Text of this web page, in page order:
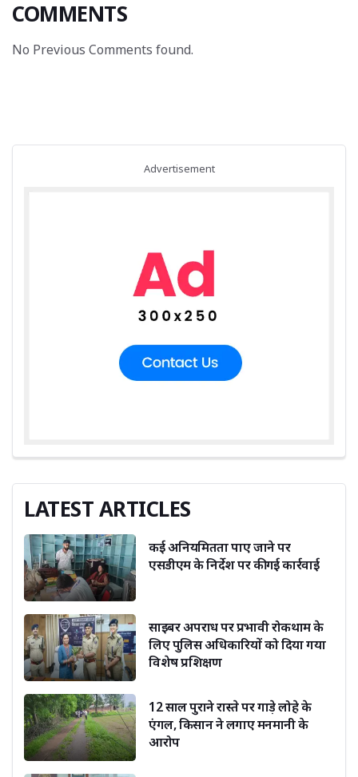
COMMENTS
No Previous Comments found.
Advertisement
LATEST ARTICLES
कई अनियमितता पाए जाने पर
एसडीएम के निर्देश पर की गई कार्रवाई
साइबर अपराध पर प्रभावी रोकथाम के
लिए पुलिस अधिकारियों को दिया गया
विशेष प्रशिक्षण
12 साल पुराने रास्ते पर गाड़े लोहे के
एंगल, किसान ने लगाए मनमानी के
आरोप